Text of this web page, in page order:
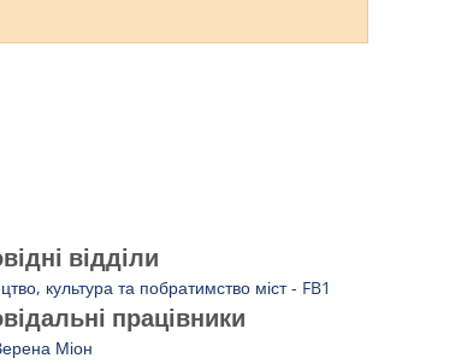
відділи
культура та побратимство міст - FB1
працівники
Міон